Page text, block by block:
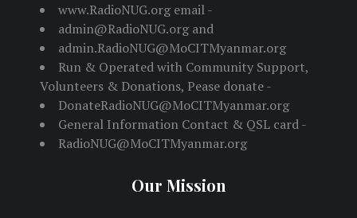
www.RadioNUG.org email -
admin@RadioNUG.org and
admin.RadioNUG@MoCITMyanmar.org
Run & Operated with Community Support,
Volunteers & Donations, Pease donate -
DonateRadioNUG@MoCITMyanmar.org
General Information Contact & QSL card -
RadioNUG@MoCITMyanmar.org
Our Mission